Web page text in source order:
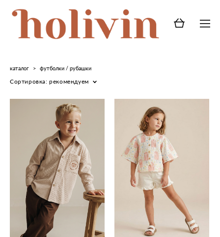
каталог > футболки / рубашки
Сортировка: рекомендуем